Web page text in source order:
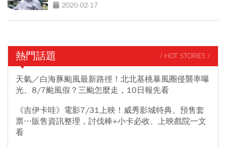
2020-02-17
熱門話題 / HOT STORIES /
天氣／白海豚颱風最新路徑！北北基桃暴風圈侵襲率曝
光、8/7颱風假？三颱怎麼走，10日報先看
《吉伊卡哇》電影7/31上映！威秀影城特典、預售套
票…販售資訊整理，討伐棒+小卡必收、上映戲院一文
看